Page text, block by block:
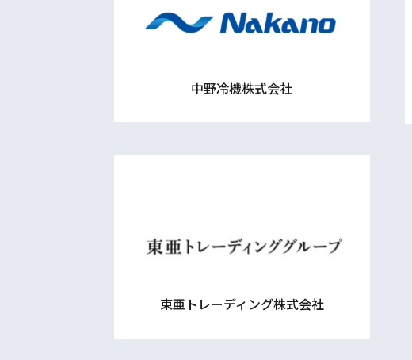
中野冷機株式会社
東亜トレーディング株式会社